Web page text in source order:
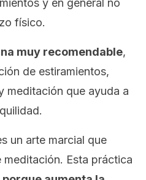
y en general no
físico.
muy recomendable,
de estiramientos,
meditación que ayuda a
un arte marcial que
Esta práctica